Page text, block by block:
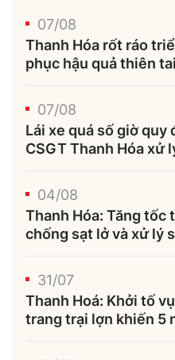
07/08
Thanh Hóa rốt ráo
phục hậu quả thiên tai
07/08
Lái xe quá số giờ quy
CSGT Thanh Hóa xử
04/08
Thanh Hóa: Tăng tốc
chống sạt lở và xử lý
31/07
Thanh Hoá: Khởi tố
trang trại lợn khiến 5